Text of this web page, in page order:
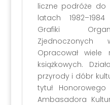
liczne podróże do
latach
Grafiki
Opracował wiele
książkowych.
przyrody i dóbr
tytuł
Ambasadora